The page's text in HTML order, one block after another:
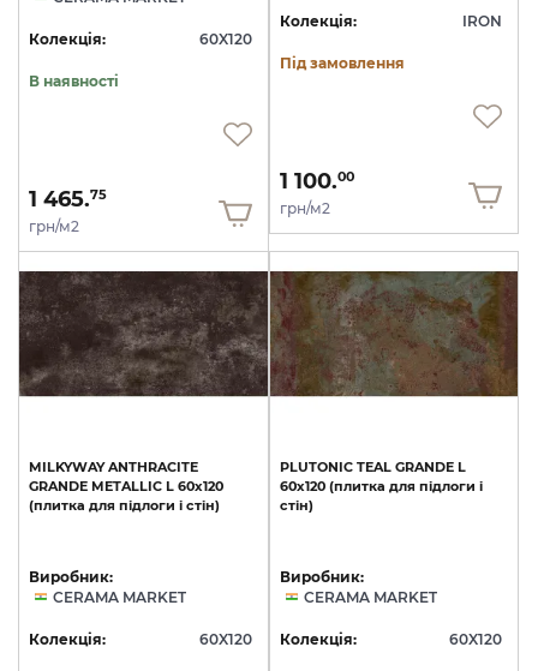
Колекція: 60X120
В наявності
1 465.75
грн/м2
Колекція: IRON
Під замовлення
1 100.00
грн/м2
MILKYWAY ANTHRACITE
GRANDE METALLIC L 60х120
(плитка для підлоги і стін)
Виробник:
CERAMA MARKET
Колекція: 60X120
PLUTONIC TEAL GRANDE L
60х120 (плитка для підлоги і
стін)
Виробник:
CERAMA MARKET
Колекція: 60X120